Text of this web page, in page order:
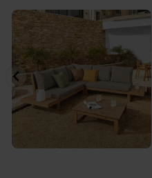
☀️ Sommerens naturlige
samlingspunkt⁠
7 0